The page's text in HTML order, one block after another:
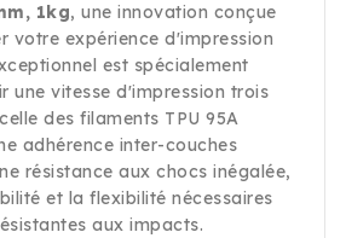
1kg, une innovation conçue
votre expérience d'impression
est spécialement
une vitesse d'impression trois
des filaments TPU 95A
adhérence inter-couches
résistance aux chocs inégalée,
et la flexibilité nécessaires
aux impacts.